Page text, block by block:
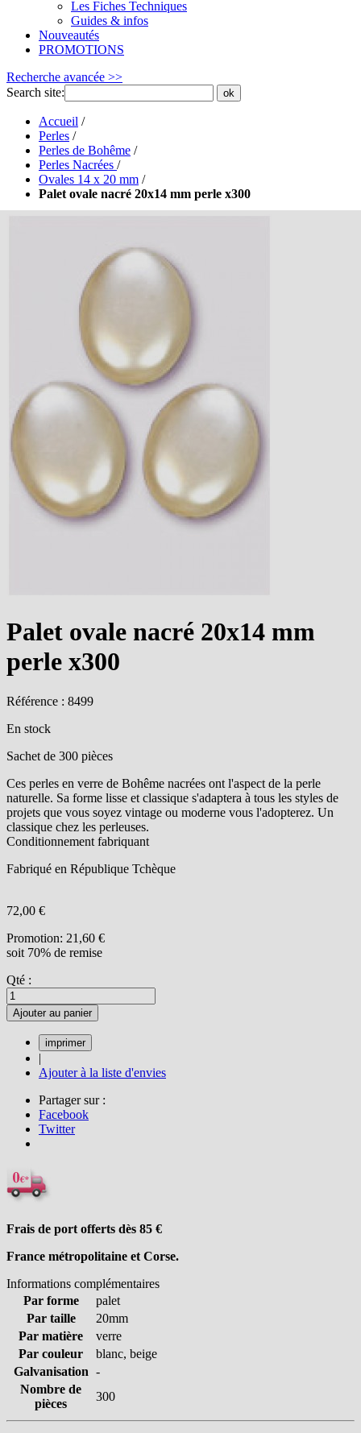
Les Fiches Techniques
Guides & infos
Nouveautés
PROMOTIONS
Recherche avancée >>
Search site:
ok
Accueil /
Perles /
Perles de Bohême /
Perles Nacrées /
Ovales 14 x 20 mm /
Palet ovale nacré 20x14 mm perle x300
Palet ovale nacré 20x14 mm
perle x300
Référence : 8499
En stock
Sachet de 300 pièces
Ces perles en verre de Bohême nacrées ont l'aspect de la perle
naturelle. Sa forme lisse et classique s'adaptera à tous les styles de
projets que vous soyez vintage ou moderne vous l'adopterez. Un
classique chez les perleuses.
Conditionnement fabriquant
Fabriqué en République Tchèque
72,00 €
Promotion: 21,60 €
soit 70% de remise
Qté :
Ajouter au panier
|
Ajouter à la liste d'envies
Partager sur :
Facebook
Twitter
Frais de port offerts dès 85 €
France métropolitaine et Corse.
Informations complémentaires
Par forme
palet
Par taille
20mm
Par matière
verre
Par couleur
blanc, beige
Galvanisation -
Nombre de
pièces
300